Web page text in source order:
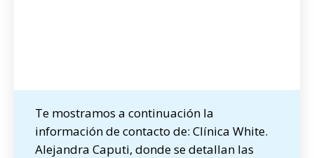
Te mostramos a continuación la
información de contacto de: Clínica White.
Alejandra Caputi, donde se detallan las